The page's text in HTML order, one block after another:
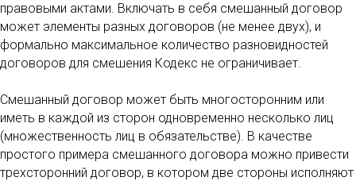
правовыми актами. Включать в себя смешанный договор
может элементы разных договоров (не менее двух), и
формально максимальное количество разновидностей
договоров для смешения Кодекс не ограничивает.
Смешанный договор может быть многосторонним или
иметь в каждой из сторон одновременно несколько лиц
(множественность лиц в обязательстве). В качестве
простого примера смешанного договора можно привести
трехсторонний договор, в котором две стороны исполняют